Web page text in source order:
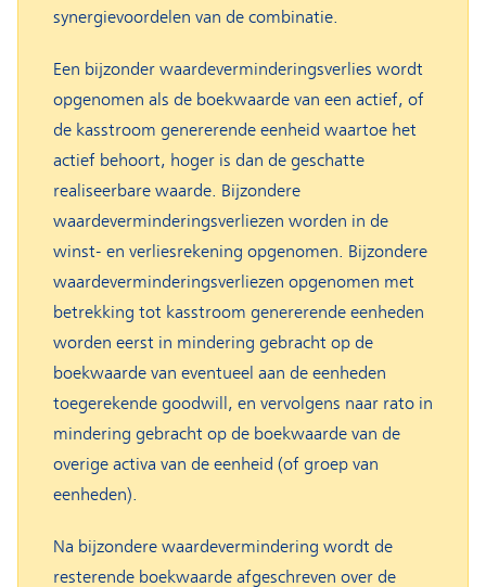
synergievoordelen van de combinatie.
Een bijzonder waardeverminderingsverlies wordt
opgenomen als de boekwaarde van een actief, of
de kasstroom genererende eenheid waartoe het
actief behoort, hoger is dan de geschatte
realiseerbare waarde. Bijzondere
waardeverminderingsverliezen worden in de
winst- en verliesrekening opgenomen. Bijzondere
waardeverminderingsverliezen opgenomen met
betrekking tot kasstroom genererende eenheden
worden eerst in mindering gebracht op de
boekwaarde van eventueel aan de eenheden
toegerekende goodwill, en vervolgens naar rato in
mindering gebracht op de boekwaarde van de
overige activa van de eenheid (of groep van
eenheden).
Na bijzondere waardevermindering wordt de
resterende boekwaarde afgeschreven over de